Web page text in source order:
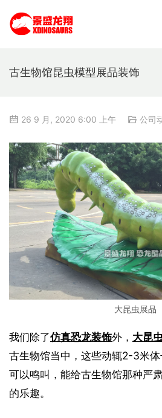
古生物馆昆虫模型展品装饰
26 9 月, 2020 6:00 上午 公司
大昆虫展品
我们除了仿真恐龙装饰外， 大昆
古生物馆当中，这些动辄2-3米
可以鸣叫，能给古生物馆那种严
的乐趣。